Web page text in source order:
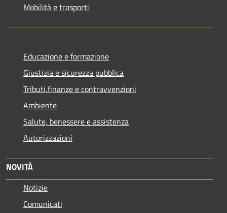
Mobilità e trasporti
Educazione e formazione
Giustizia e sicurezza pubblica
Tributi,finanze e contravvenzioni
Ambiente
Salute, benessere e assistenza
Autorizzazioni
NOVITÀ
Notizie
Comunicati